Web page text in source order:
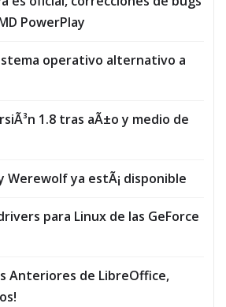
PowerPlay
operativo alternativo a
1.8 tras aÃ±o y medio de
Werewolf ya estÃ¡ disponible
para Linux de las GeForce
Anteriores de LibreOffice,